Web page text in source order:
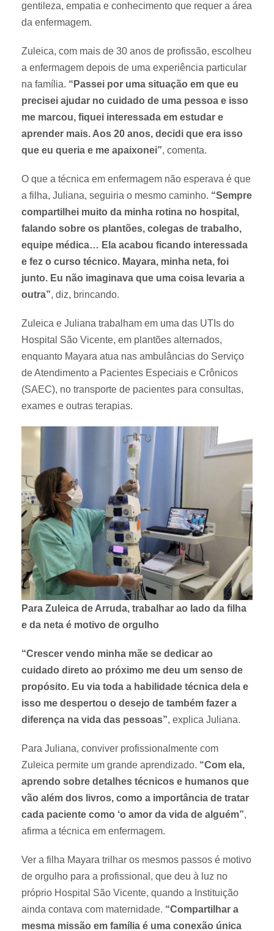
gentileza, empatia e conhecimento que requer a área
da enfermagem.
Zuleica, com mais de 30 anos de profissão, escolheu
a enfermagem depois de uma experiência particular
na família. “Passei por uma situação em que eu
precisei ajudar no cuidado de uma pessoa e isso
me marcou, fiquei interessada em estudar e
aprender mais. Aos 20 anos, decidi que era isso
que eu queria e me apaixonei”, comenta.
O que a técnica em enfermagem não esperava é que
a filha, Juliana, seguiria o mesmo caminho. “Sempre
compartilhei muito da minha rotina no hospital,
falando sobre os plantões, colegas de trabalho,
equipe médica… Ela acabou ficando interessada
e fez o curso técnico. Mayara, minha neta, foi
junto. Eu não imaginava que uma coisa levaria a
outra”, diz, brincando.
Zuleica e Juliana trabalham em uma das UTIs do
Hospital São Vicente, em plantões alternados,
enquanto Mayara atua nas ambulâncias do Serviço
de Atendimento a Pacientes Especiais e Crônicos
(SAEC), no transporte de pacientes para consultas,
exames e outras terapias.
Para Zuleica de Arruda, trabalhar ao lado da filha
e da neta é motivo de orgulho
“Crescer vendo minha mãe se dedicar ao
cuidado direto ao próximo me deu um senso de
propósito. Eu via toda a habilidade técnica dela e
isso me despertou o desejo de também fazer a
diferença na vida das pessoas”, explica Juliana.
Para Juliana, conviver profissionalmente com
Zuleica permite um grande aprendizado. “Com ela,
aprendo sobre detalhes técnicos e humanos que
vão além dos livros, como a importância de tratar
cada paciente como ‘o amor da vida de alguém”,
afirma a técnica em enfermagem.
Ver a filha Mayara trilhar os mesmos passos é motivo
de orgulho para a profissional, que deu à luz no
próprio Hospital São Vicente, quando a Instituição
ainda contava com maternidade. “Compartilhar a
mesma missão em família é uma conexão única